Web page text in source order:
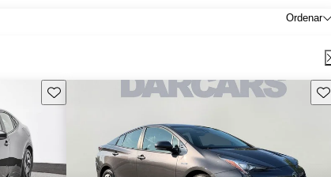
Ordenar
Guarda este Aviso